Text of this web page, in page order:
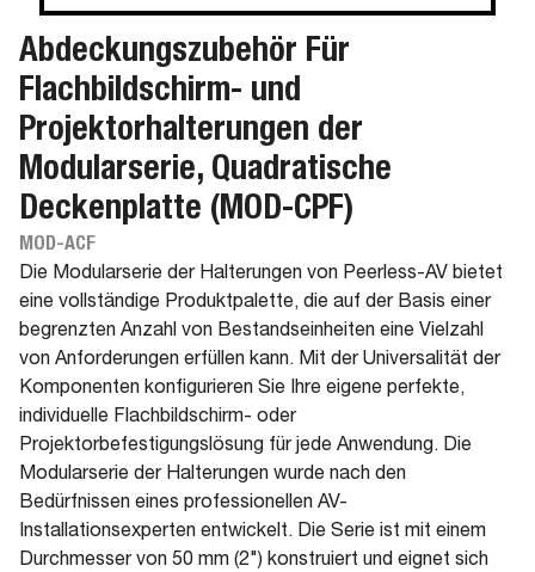
Abdeckungszubehör Für
Flachbildschirm- und
Projektorhalterungen der
Modularserie, Quadratische
Deckenplatte (MOD-CPF)
MOD-ACF
Die Modularserie der Halterungen von Peerless-AV bietet
eine vollständige Produktpalette, die auf der Basis einer
begrenzten Anzahl von Bestandseinheiten eine Vielzahl
von Anforderungen erfüllen kann. Mit der Universalität der
Komponenten konfigurieren Sie Ihre eigene perfekte,
individuelle Flachbildschirm- oder
Projektorbefestigungslösung für jede Anwendung. Die
Modularserie der Halterungen wurde nach den
Bedürfnissen eines professionellen AV-
Installationsexperten entwickelt. Die Serie ist mit einem
Durchmesser von 50 mm (2") konstruiert und eignet sich